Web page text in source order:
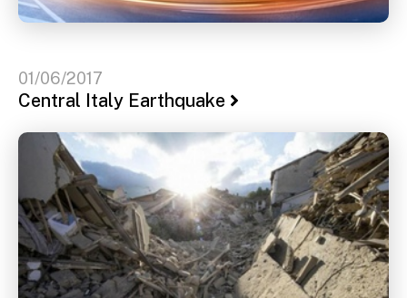
01/06/2017
Central Italy Earthquake